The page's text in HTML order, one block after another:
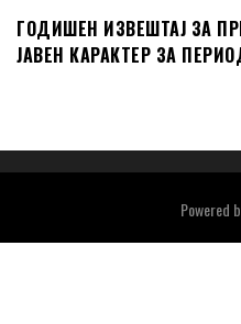
ГОДИШЕН ИЗВЕШТАЈ ЗА
ЈАВЕН КАРАКТЕР ЗА
Powered